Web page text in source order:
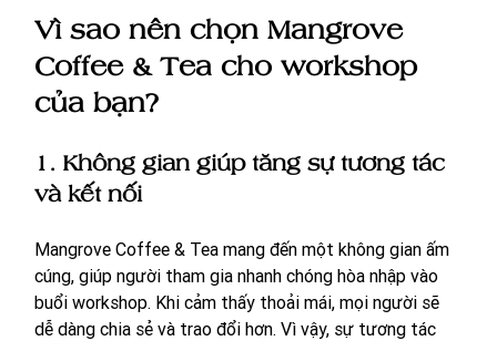
Vì sao nên chọn Mangrove
Coffee & Tea cho workshop
của bạn?
1. Không gian giúp tăng sự tương tác
và kết nối
Mangrove Coffee & Tea mang đến một không gian ấm
cúng, giúp người tham gia nhanh chóng hòa nhập vào
buổi workshop. Khi cảm thấy thoải mái, mọi người sẽ
dễ dàng chia sẻ và trao đổi hơn. Vì vậy, sự tương tác